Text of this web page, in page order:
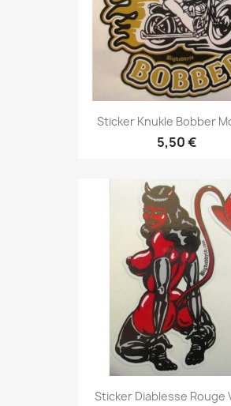
Sticker Knukle Bobber
5,50 €
Sticker Diablesse Rouge